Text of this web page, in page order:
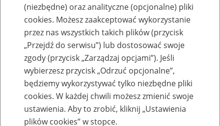
Emerytura dla osób urodzonych przed 1 stycznia 1949
Podstawa wymiaru emerytur i rent
Podstawa wymiaru to ważny element przy obliczaniu wysokości
emerytur przyznawanych nastarych zasadach
(niezbędne) oraz analityczne (opcjonalne) pliki
cookies. Możesz zaakceptować wykorzystanie
przez nas wszystkich takich plików (przycisk
„Przejdź do serwisu”) lub dostosować swoje
zgody (przycisk „Zarządzaj opcjami”). Jeśli
wybierzesz przycisk „Odrzuć opcjonalne”,
będziemy wykorzystywać tylko niezbędne pliki
cookies. W każdej chwili możesz zmienić swoje
ustawienia. Aby to zrobić, kliknij „Ustawienia
plików cookies” w stopce.